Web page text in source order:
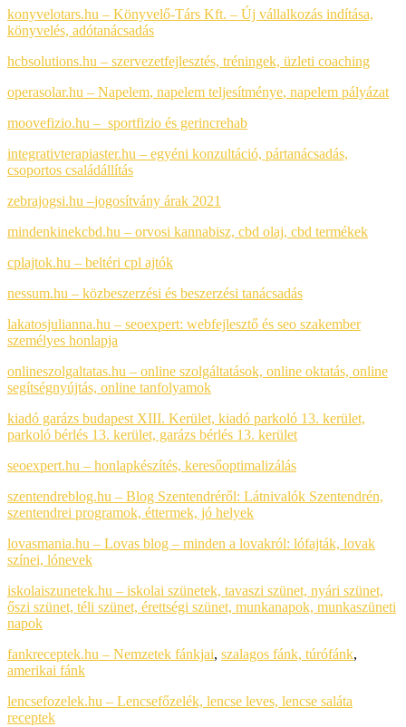
konyvelotars.hu – Könyvelő-Társ Kft. – Új vállalkozás indítása,
könyvelés, adótanácsadás
hcbsolutions.hu – szervezetfejlesztés, tréningek, üzleti coaching
operasolar.hu – Napelem, napelem teljesítménye, napelem pályázat
moovefizio.hu – sportfizio és gerincrehab
integrativterapiaster.hu – egyéni konzultáció, pártanácsadás,
csoportos családállítás
zebrajogsi.hu –jogosítvány árak 2021
mindenkinekcbd.hu – orvosi kannabisz, cbd olaj, cbd termékek
cplajtok.hu – beltéri cpl ajtók
nessum.hu – közbeszerzési és beszerzési tanácsadás
lakatosjulianna.hu – seoexpert: webfejlesztő és seo szakember
személyes honlapja
onlineszolgaltatas.hu – online szolgáltatások, online oktatás, online
segítségnyújtás, online tanfolyamok
kiadó garázs budapest XIII. Kerület, kiadó parkoló 13. kerület,
parkoló bérlés 13. kerület, garázs bérlés 13. kerület
seoexpert.hu – honlapkészítés, keresőoptimalizálás
szentendreblog.hu – Blog Szentendréről: Látnivalók Szentendrén,
szentendrei programok, éttermek, jó helyek
lovasmania.hu – Lovas blog – minden a lovakról: lófajták, lovak
színei, lónevek
iskolaiszunetek.hu – iskolai szünetek, tavaszi szünet, nyári szünet,
őszi szünet, téli szünet, érettségi szünet, munkanapok, munkaszüneti
napok
fankreceptek.hu – Nemzetek fánkjai, szalagos fánk, túrófánk,
amerikai fánk
lencsefozelek.hu – Lencsefőzelék, lencse leves, lencse saláta
receptek